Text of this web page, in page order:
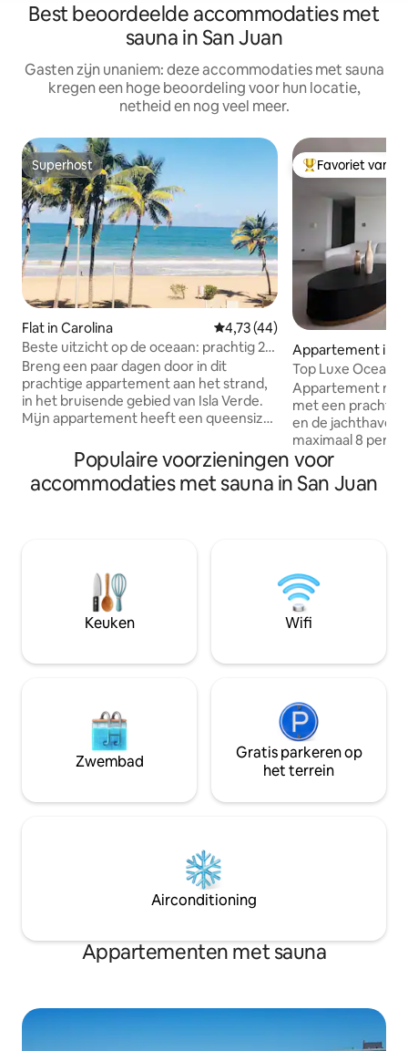
Best beoordeelde accommodaties met
sauna in San Juan
Gasten zijn unaniem: deze accommodaties met sauna
kregen een hoge beoordeling voor hun locatie,
netheid en nog veel meer.
Superhost
Superhost
Flat in Carolina Gemiddelde beoordeling van
4,73 (44)
Beste uitzicht op de oceaan: prachtig 2
BR apt-WIFI-FreePark
Breng een paar dagen door in dit
prachtige appartement aan het strand,
in het bruisende gebied van Isla Verde.
Mijn appartement heeft een queensize
slaapbank voor twee personen. Het
heeft een uitgeruste keuken en een
prachtig uitzicht op de Atlantische
van Condado ligt op vijf kilometer
afstand en Old San Juan ligt op acht
kilometer afstand. Er zijn restaurants op
loopafstand.
Topfavoriet van
Favoriet van
Appartement in
Top Luxe
gerenoveerd en
Appartement
met een prachtig
en de
maximaal 8
uitgeruste
toegang tot de
3
parkeerplaatsen. Wij kunnen een
privéboottocht
eiland aanbieden!
Sushi Dinner
Populaire voorzieningen voor
accommodaties met sauna in San Juan
Keuken Wifi
Zwembad
Gratis parkeren op
het terrein
Airconditioning
Appartementen met sauna